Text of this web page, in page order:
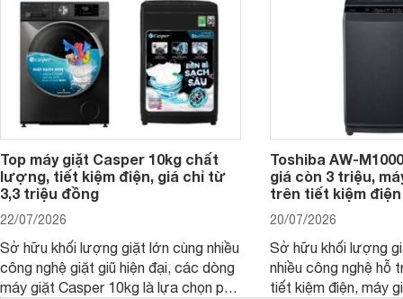
Top máy giặt Casper 10kg chất
lượng, tiết kiệm điện, giá chỉ từ
3,3 triệu đồng
22/07/2026
Sở hữu khối lượng giặt lớn cùng nhiều
công nghệ giặt giũ hiện đại, các dòng
máy giặt Casper 10kg là lựa chọn phù
Toshiba AW-
giá còn 3 triệu,
trên tiết kiệm
20/07/2026
Sở hữu khối lượng
nhiều công nghệ hỗ
tiết kiệm điện, máy